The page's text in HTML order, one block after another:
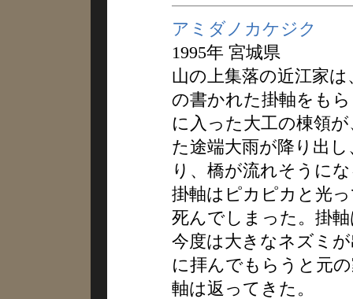
アミダノカケジク
1995年 宮城県
山の上集落の近江家
の書かれた掛軸をも
に入った大工の棟領
た途端大雨が降り出
り、橋が流れそうに
掛軸はピカピカと光
死んでしまった。掛
今度は大きなネズミ
に拝んでもらうと元
軸は返ってきた。